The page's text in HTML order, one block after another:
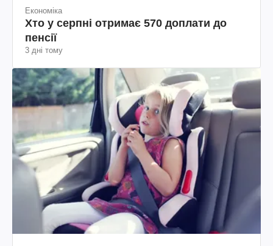
Економіка
Хто у серпні отримає 570 доплати до
пенсії
3 дні тому